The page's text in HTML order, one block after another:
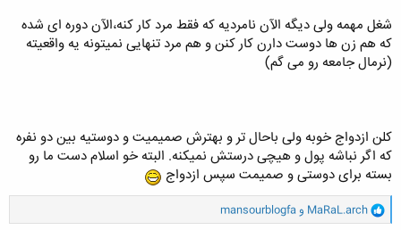
با عاطفه شکمت سیر نمیشه ، لباس تنت نمیشه
.
طوری که اگه به یه خانوم بگید که یه مرد با اقتصاد کامل وعاطفه ناقص ، یک مرد با
حالا کسانی که میگن ما میخواییم به اقتصاد کامل برسیم و آنگاه ازدواج کنیم آیا کار
خوبی میکنن؟؟
دقیقا
.
تو جامعه ما و در این وضیت یک مرد دیگه خیلی سعی کنه میتونه تو سی سالگی
اقتصاد و اشتغال خوبی داشته باشه.
شغل مهمه ولی دیگه الآن نامردیه که فقط مرد کار کنه،الآن دوره ای شده
که هم زن ها دوست دارن کار کنن و هم مرد تنهایی نمیتونه یه واقعیته
(نرمال جامعه رو می گم)
کلن ازدواج خوبه ولی باحال تر و بهترش صمیمیت و دوستیه بین دو نفره
که اگر نباشه پول و هیچی درستش نمیکنه. البته خو اسلام دست ما رو
بسته برای دوستی و صمیمت سپس ازدواج
و
ا
MaRaL.arch و mansourblogfa